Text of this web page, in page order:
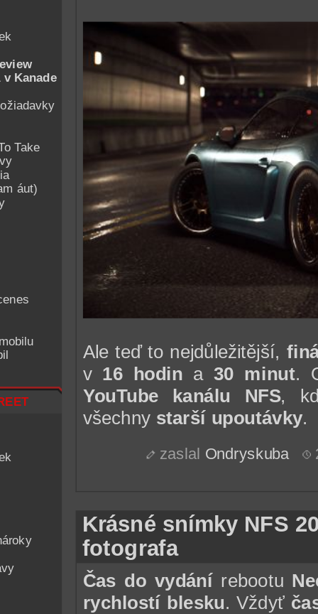
v Kanade
Take
áut)
Ale teď to nejdůležitější,
v 16 hodin a30 minut.
YouTube kanálu NFS,
všechny starší upoutávky.
zaslal Ondryskuba
Krásné snímky NFS
fotografa
Čas do vydání rebootu
rychlostí blesku. Vždyť